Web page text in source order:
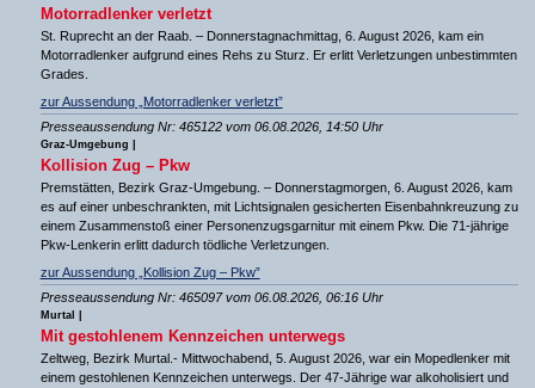
Motorradlenker verletzt
St. Ruprecht an der Raab. – Donnerstagnachmittag, 6. August 2026, kam ein
Motorradlenker aufgrund eines Rehs zu Sturz. Er erlitt Verletzungen unbestimmten
Grades.
zur Aussendung „Motorradlenker verletzt”
Presseaussendung Nr: 465122 vom 06.08.2026, 14:50 Uhr
Graz-Umgebung |
Kollision Zug – Pkw
Premstätten, Bezirk Graz-Umgebung. – Donnerstagmorgen, 6. August 2026, kam
es auf einer unbeschrankten, mit Lichtsignalen gesicherten Eisenbahnkreuzung zu
einem Zusammenstoß einer Personenzugsgarnitur mit einem Pkw. Die 71-jährige
Pkw-Lenkerin erlitt dadurch tödliche Verletzungen.
zur Aussendung „Kollision Zug – Pkw”
Presseaussendung Nr: 465097 vom 06.08.2026, 06:16 Uhr
Murtal |
Mit gestohlenem Kennzeichen unterwegs
Zeltweg, Bezirk Murtal.- Mittwochabend, 5. August 2026, war ein Mopedlenker mit
einem gestohlenen Kennzeichen unterwegs. Der 47-Jährige war alkoholisiert und